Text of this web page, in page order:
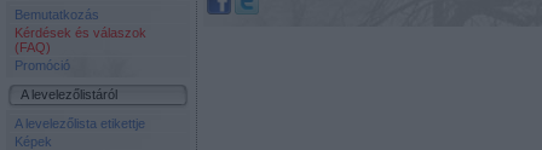
Bemutatkozás
Kérdések és válaszok
(FAQ)
Promóció
A levelezőlistáról
A levelezőlista etikettje
Képek